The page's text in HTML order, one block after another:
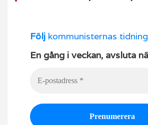
Följ kommunisternas
En gång i veckan, avsluta